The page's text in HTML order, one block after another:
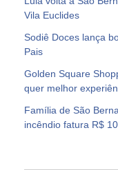
Vila Euclides
Sodiê Doces lança
Pais
Golden Square
quer melhor
Família de São
incêndio fatura R$